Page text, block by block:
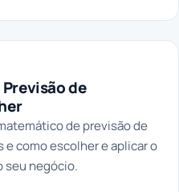
de
de previsão de
como escolher e aplicar o
seu negócio.